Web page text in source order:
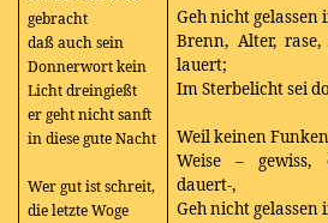
gebracht
daß auch sein
Donnerwort kein
Licht dreingießt
er geht nicht sanft
in diese gute Nacht
Wer gut ist schreit,
die letzte Woge
Geh nicht gelassen
Brenn, Alter,
lauert;
Im Sterbelicht sei
Weil keinen
Weise – gewiss,
dauert-,
Geh nicht gelassen